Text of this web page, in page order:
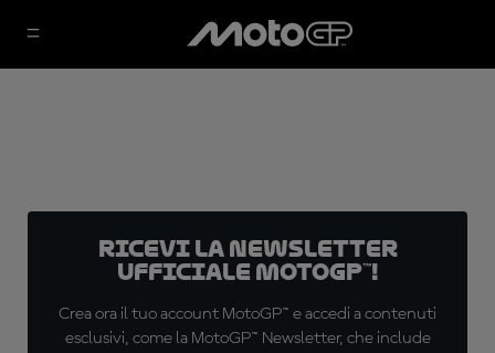
Ricevi la newsletter
ufficiale MotoGP™!
Crea ora il tuo account MotoGP™ e accedi a contenuti
esclusivi, come la MotoGP™ Newsletter, che include